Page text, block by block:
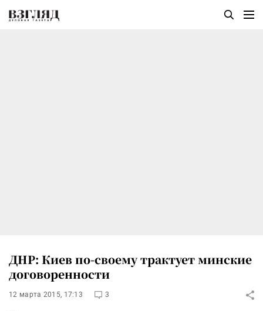
ДНР: Киев по-своему трактует минские
договоренности
12 марта 2015, 17:13 3